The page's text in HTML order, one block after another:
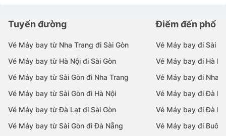
Tuyến đường
Vé Máy bay từ Nha Trang đi Sài Gòn
Vé Máy bay từ Hà Nội đi Sài Gòn
Vé Máy bay từ Sài Gòn đi Nha Trang
Vé Máy bay từ Sài Gòn đi Hà Nội
Vé Máy bay từ Đà Lạt đi Sài Gòn
Vé Máy bay từ Sài Gòn đi Đà Nẵng
Điểm đến phổ
Vé Máy bay đi Sài
Vé Máy bay đi Hà
Vé Máy bay đi Nha
Vé Máy bay đi Đà
Vé Máy bay đi Đà
Vé Máy bay đi Buôn